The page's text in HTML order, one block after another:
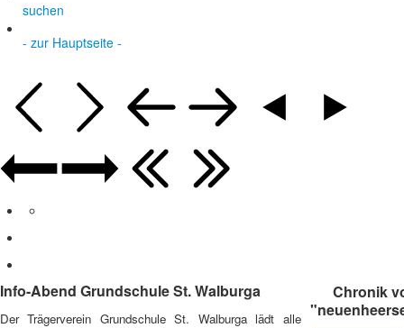
suchen
- zur Hauptseite -
Info-Abend Grundschule St. Walburga
Der Trägerverein Grundschule St. Walburga lädt alle
Chronik